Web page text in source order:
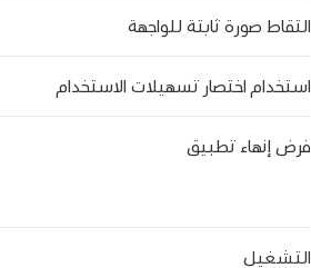
التقاط صورة ثابتة للواجهة
استخدام اختصار تسهيلات الاستخدام
فرض إنهاء تطبيق
التشغيل